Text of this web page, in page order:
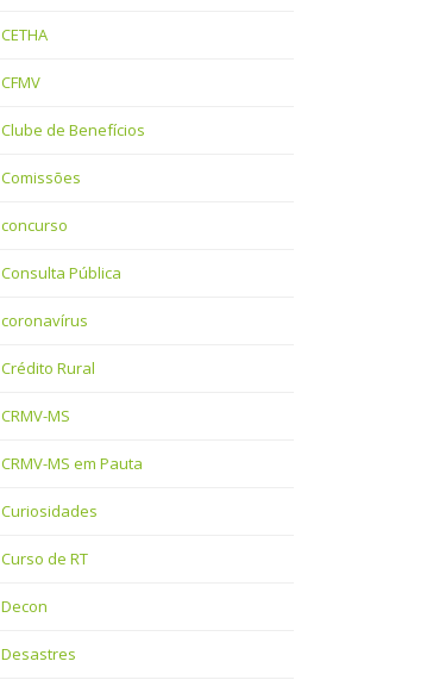
CETHA
CFMV
Clube de Benefícios
Comissões
concurso
Consulta Pública
coronavírus
Crédito Rural
CRMV-MS
CRMV-MS em Pauta
Curiosidades
Curso de RT
Decon
Desastres